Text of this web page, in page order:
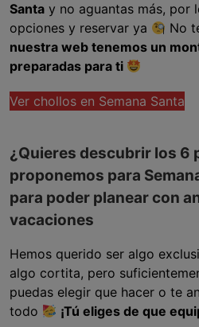
Santa y no aguantas más, por
opciones y reservar ya
No
nuestra web tenemos un
preparadas para ti
Ver chollos en Semana Santa
¿Quieres descubrir los 6
proponemos para
para poder planear con
vacaciones
Hemos querido ser algo
algo cortita, pero
puedas elegir que hacer o te
todo
¡Tú eliges de que